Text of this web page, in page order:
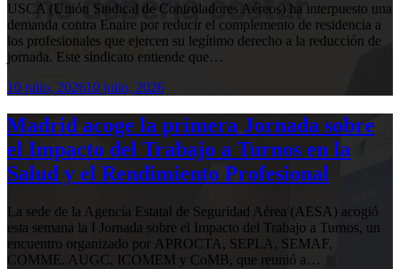
USCA (Unión Sindical de Controladores Aéreos) ha interpuesto una
demanda contra Enaire por reducir el complemento de residencia a
los profesionales que ejercen su legítimo derecho a la reducción de
jornada. Este sindicato entiende que…
10 julio, 202610 julio, 2026
Madrid acoge la primera Jornada sobre
el Impacto del Trabajo a Turnos en la
Salud y el Rendimiento Profesional
La sede de la Agencia Estatal de Seguridad Aérea (AESA) acogió
esta semana la I Jornada sobre el Impacto del Trabajo a Turnos, un
encuentro organizado por APROCTA, SEPLA, SEMAF,
COMME, AUGC, ICOMEM y CoMB, que reunió a…